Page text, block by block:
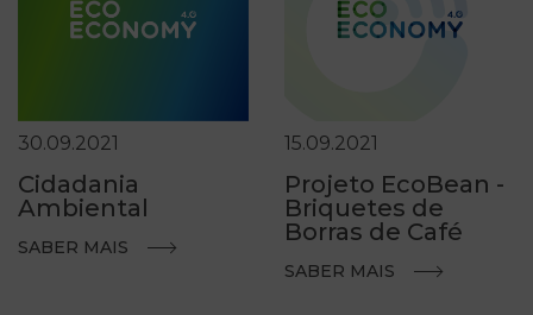
30.09.2021
Cidadania
Ambiental
SABER MAIS
15.09.2021
Projeto EcoBean -
Briquetes de
Borras de Café
SABER MAIS